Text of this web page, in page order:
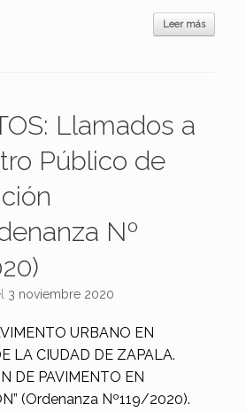
Leer más
Llamados a
Público de
Nº
3 noviembre 2020
URBANO EN
LA CIUDAD DE ZAPALA.
DE PAVIMENTO EN
(Ordenanza Nº119/2020).